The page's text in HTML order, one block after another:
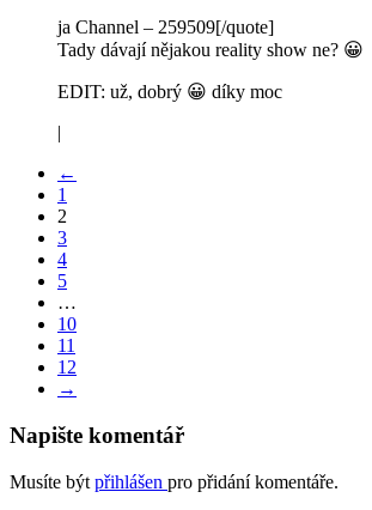
ja Channel – 259509[/quote]
Tady dávají nějakou reality show ne? 😀
EDIT: už, dobrý 😀 díky moc
|
←
1
2
3
4
5
…
10
11
12
→
Napište komentář
Musíte být přihlášen pro přidání komentáře.